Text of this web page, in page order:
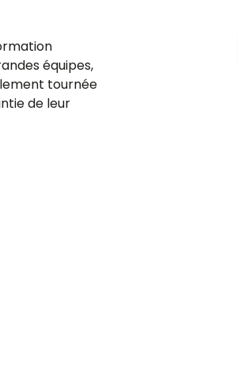
équipes,
tournée
de leur